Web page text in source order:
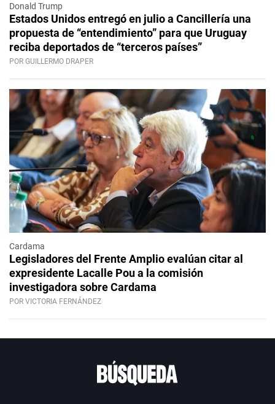
Donald Trump
Estados Unidos entregó en julio a Cancillería una
propuesta de “entendimiento” para que Uruguay
reciba deportados de “terceros países”
POR GUILLERMO DRAPER
Cardama
Legisladores del Frente Amplio evalúan citar al
expresidente Lacalle Pou a la comisión
investigadora sobre Cardama
POR VICTORIA FERNÁNDEZ